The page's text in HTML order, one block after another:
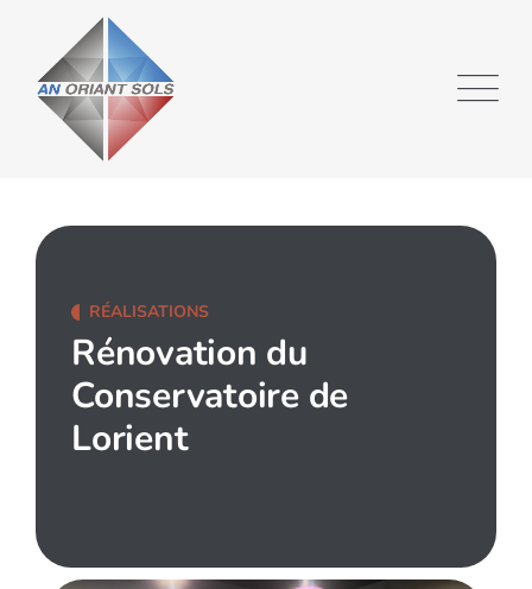
RÉALISATIONS
Rénovation du
Conservatoire de
Lorient